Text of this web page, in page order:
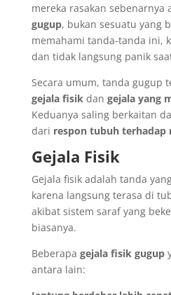
mereka rasakan sebenarnya
gugup, bukan sesuatu yang
memahami tanda-tanda ini,
dan tidak langsung panik
Secara umum, tanda gugup
gejala fisikdan gejala yang
Keduanya saling berkaitan
dari respon tubuh terhadap
Gejala Fisik
Gejala fisik adalah tanda
karena langsung terasa di
akibat sistem saraf yang
biasanya.
Beberapa gejala fisik gugup
antara lain: